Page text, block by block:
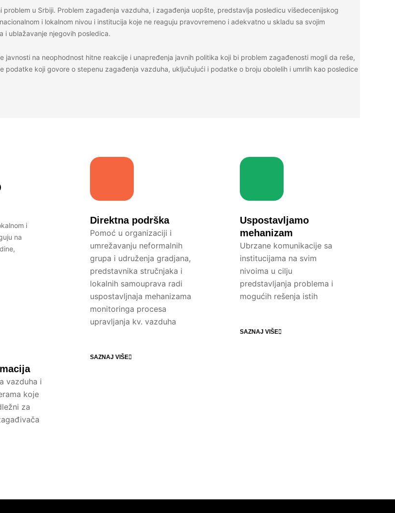
u Srbiji. Problem zagađenja vazduha, i zagađenja uopšte, predstavlja posledicu višedecenijskog
i lokalnom nivou i institucija koje ne reaguju pravovremeno i adekvatno u skladu sa svojim
i ublažavanje njegovih posledica.
na neophodnost hitne reakcije i unapređenja javnih politika koji bi problem zagađenosti mogli da reše,
koji govore o stepenu zagađenja vazduha, uključujući i podatke o broju obolelih i umrlih kao posledice
i
na
vazduha i
koje
za
Direktna podrška
Pomoć u organizaciji i
umrežavanju neformalnih
grupa i udruženja gradjana,
predstavnika stručnjaka i
lokalnih samouprava radi
uspostavljnaja mehanizama
monitoringa procesa
upravljanja kv. vazduha
SAZNAJ VIŠE
Uspostavljamo
mehanizam
Ubrzane komunikacije sa
institucijama na svim
nivoima u cilju
predstavljanja problema i
mogućih rešenja istih
SAZNAJ VIŠE